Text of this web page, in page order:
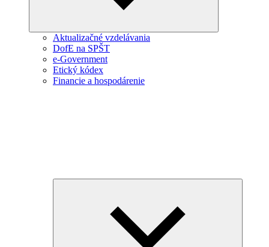
Aktualizačné vzdelávania
DofE na SPŠT
e-Government
Etický kódex
Financie a hospodárenie